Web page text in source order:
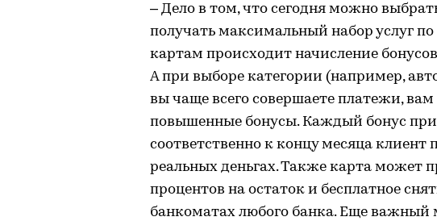
– Дело в том, что сегодня можно
получать максимальный набор услуг
картам происходит начисление
А при выборе категории (например,
вы чаще всего совершаете платежи,
повышенные бонусы. Каждый бонус
соответственно к концу месяца
реальных деньгах. Также карта может
процентов на остаток и бесплатное
банкоматах любого банка. Еще важный